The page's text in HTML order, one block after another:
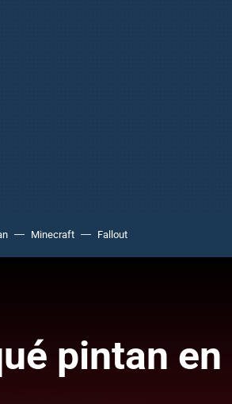
Minecraft Fallout
pintan en